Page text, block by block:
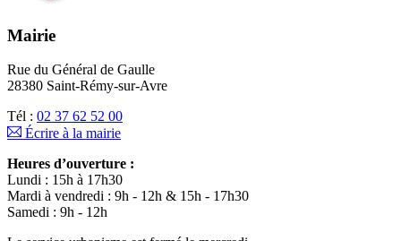
Mairie
Rue du Général de Gaulle
28380 Saint-Rémy-sur-Avre
Tél : 02 37 62 52 00
Écrire à la mairie
Heures d’ouverture :
Lundi : 15h à 17h30
Mardi à vendredi : 9h - 12h & 15h - 17h30
Samedi : 9h - 12h